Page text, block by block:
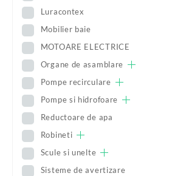
Luracontex
Mobilier baie
MOTOARE ELECTRICE
Organe de asamblare
Pompe recirculare
Pompe si hidrofoare
Reductoare de apa
Robineti
Scule si unelte
Sisteme de avertizare